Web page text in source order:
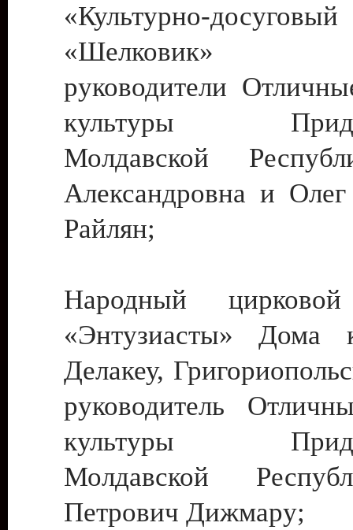
«Культурно-
«Шелковик»
руководители
культуры
Молдавской
Александровна и
Райлян;
Народный цирковой
«Энтузиасты» Дома
Делакеу,
руководитель
культуры
Молдавской
Петрович Дижмару;